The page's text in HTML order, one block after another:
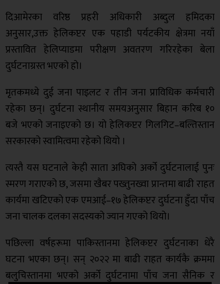
दिआमेरका वरिष्ठ प्रहरी अधिकारी अब्दुल हमिदका
अनुसार,उक्त हेलिकप्टर एक पहाडी पर्यटकीय क्षेत्रमा नयाँ
प्रस्तावित हेलिप्याडमा परीक्षण अवतरण गरिरहेका बेला
दुर्घटनाग्रस्त भएको हो।
मृतकमध्ये दुई जना पाइलट र तीन जना प्राविधिक कर्मचारी
रहेका छन्। दुर्घटना स्थानीय समयअनुसार बिहान करिब १०
बजे भएको जनाइएको छ। यो हेलिकप्टर गिलगिट–बल्तिस्तान
सरकारको स्वामित्वमा रहेको थियो ।
त्यस्तै यस घटनाले केही साता अघिको अर्को दुर्घटनालाई पुनः
स्मरण गराएको छ, जसमा खैबर पख्तुनख्वा प्रान्तमा बाढी राहत
कार्यमा खटिएको एक एमआई–१७ हेलिकप्टर दुर्घटना हुँदा पाँच
जना चालक दलका सदस्यको ज्यान गएको थियो।
पछिल्ला वर्षहरूमा पाकिस्तानमा हेलिकप्टर दुर्घटनाका धेरै
घटना भएका छन्। सन् २०२२ मा बाढी राहत कार्यकै क्रममा
बलुचिस्तानमा भएको अर्को दुर्घटनामा पाँच जना सैनिक र